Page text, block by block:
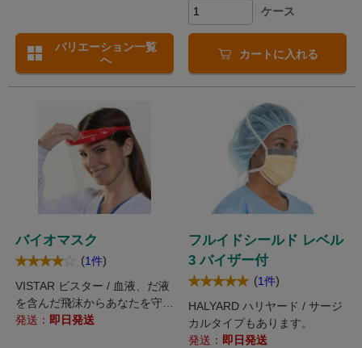
バリエーション一覧
へ
ケース
カートに入れる
バイオマスク
(1件)
VISTAR ビスター / 血液、だ液
を含んだ飛沫からあなたを守り
ます。
発送： 即日発送
フルイドシールド レベル
3 バイザー付
(1件)
HALYARD ハリヤード / サージ
カルタイプもあります。
発送： 即日発送